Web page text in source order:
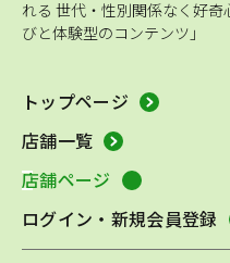
れる 世代・性別関係なく好
びと体験型のコンテンツ」
トップページ
店舗一覧
店舗ページ
ログイン・新規会員登録